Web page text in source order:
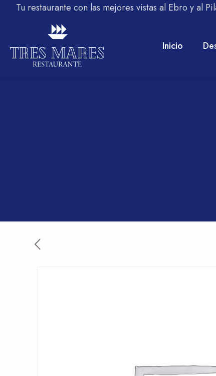
Tu restaurante con las mejores vistas al Ebro y al
Inicio